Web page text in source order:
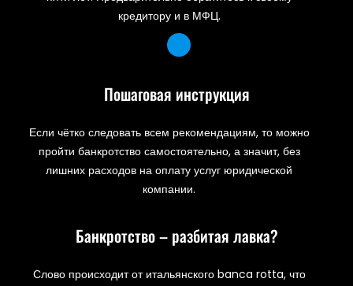
кредитору и в МФЦ.
Пошаговая инструкция
Если чётко следовать всем рекомендациям, то можно
пройти банкротство самостоятельно, а значит, без
лишних расходов на оплату услуг юридической
компании.
Банкротство – разбитая лавка?
Слово происходит от итальянского banca rotta, что